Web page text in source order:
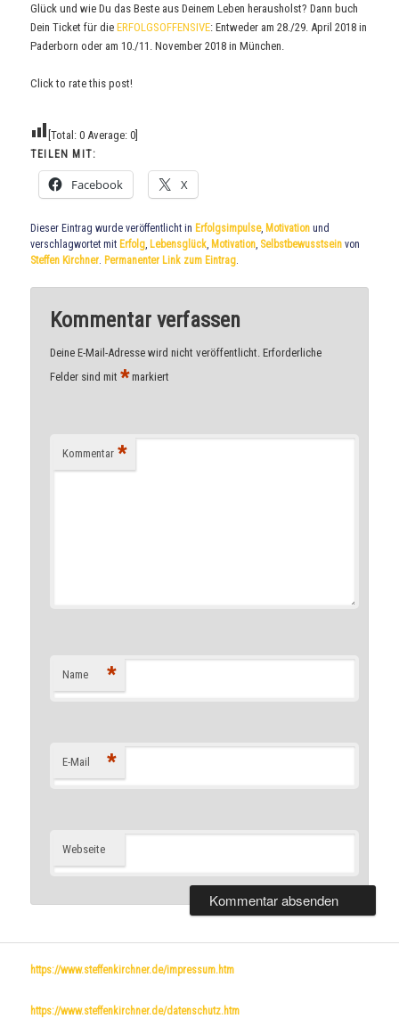
Glück und wie Du das Beste aus Deinem Leben herausholst? Dann buch
Dein Ticket für dieERFOLGSOFFENSIVE: Entweder am 28./29. April 2018 in
Paderborn oder am 10./11. November 2018 in München.
Click to rate this post!
[Total:0 Average:0
TEILEN MIT:
Facebook X
Dieser Eintrag wurde veröffentlicht in Erfolgsimpulse, Motivation und
verschlagwortet mit Erfolg, Lebensglück, Motivation, Selbstbewusstsein von
Steffen Kirchner. Permanenter Link zum Eintrag.
Kommentar verfassen
Deine E-Mail-Adresse wird nicht veröffentlicht. Erforderliche
Felder sind mit*markiert
Kommentar *
Name *
E-Mail *
Webseite
https://www.steffenkirchner.de/impressum.htm
https://www.steffenkirchner.de/datenschutz.htm